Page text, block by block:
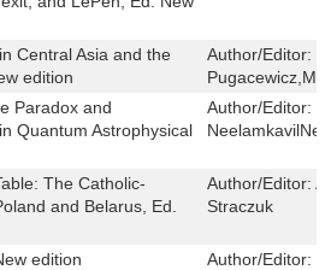
Central Asia and the
edition
Author/Editor:
Paradox and
Quantum Astrophysical
Author/Editor:
The Catholic-
and Belarus, Ed.
Author/Editor:
Straczuk
edition Author/Editor: